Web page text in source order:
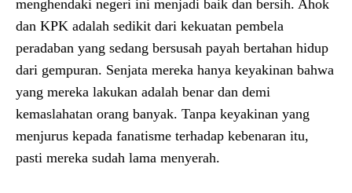
menghendaki negeri ini menjadi baik dan bersih. Ahok
dan KPK adalah sedikit dari kekuatan pembela
peradaban yang sedang bersusah payah bertahan hidup
dari gempuran. Senjata mereka hanya keyakinan bahwa
yang mereka lakukan adalah benar dan demi
kemaslahatan orang banyak. Tanpa keyakinan yang
menjurus kepada fanatisme terhadap kebenaran itu,
pasti mereka sudah lama menyerah.